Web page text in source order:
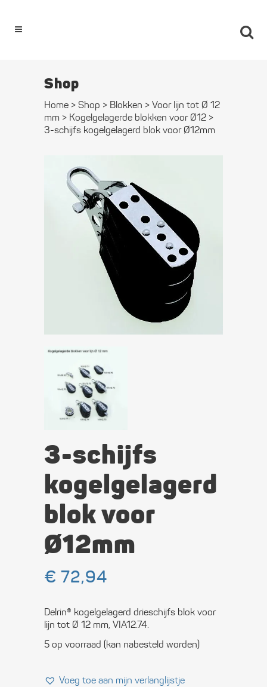
Shop
Home > Shop > Blokken > Voor lijn tot Ø 12
mm > Kogel­gelagerde blokken voor Ø12 >
3-schijfs kogelgelagerd blok voor Ø12mm
3-schijfs
kogelgelagerd
blok voor
Ø12mm
€ 72,94
Delrin® kogelgelagerd drieschijfs blok voor
lijn tot Ø 12 mm, VIA12.74.
5 op voorraad (kan nabesteld worden)
Voeg toe aan mijn verlanglijstje